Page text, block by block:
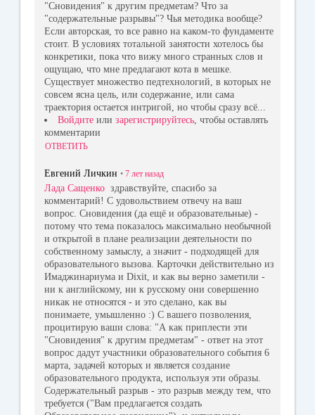
"Сновидения" к другим предметам? Что за
"содержательные разрывы"? Чья методика вообще?
Если авторская, то все равно на каком-то фундаменте
стоит. В условиях тотальной занятости хотелось бы
конкретики, пока что вижу много странных слов и
ощущаю, что мне предлагают кота в мешке.
Существует множество педтехнологий, в которых не
совсем ясна цель, или содержание, или сама
траектория остается интригой, но чтобы сразу всё...
Войдите или зарегистрируйтесь, чтобы оставлять
комментарии
ОТВЕТИТЬ
Евгений Личкин • 7 лет назад
Лада Сащенко здравствуйте, спасибо за
комментарий! С удовольствием отвечу на ваш
вопрос. Сновидения (да ещё и образовательные) -
потому что тема показалось максимально необычной
и открытой в плане реализации деятельности по
собственному замыслу, а значит - подходящей для
образовательного вызова. Карточки действительно из
Имаджинариума и Dixit, и как вы верно заметили -
ни к английскому, ни к русскому они совершенно
никак не относятся - и это сделано, как вы
понимаете, умышленно :) С вашего позволения,
процитирую ваши слова: "А как приплести эти
"Сновидения" к другим предметам" - ответ на этот
вопрос дадут участники образовательного события 6
марта, задачей которых и является создание
образовательного продукта, используя эти образы.
Содержательный разрыв - это разрыв между тем, что
требуется ("Вам предлагается создать